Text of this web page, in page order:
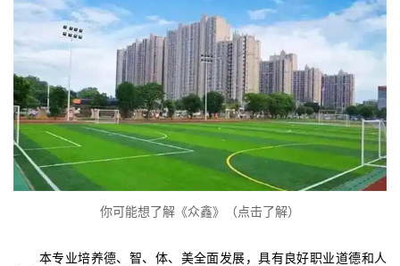
你可能想了解《众鑫》（点击了解）
本专业培养德、智、体、美全面发展，具有良好职业道德和人